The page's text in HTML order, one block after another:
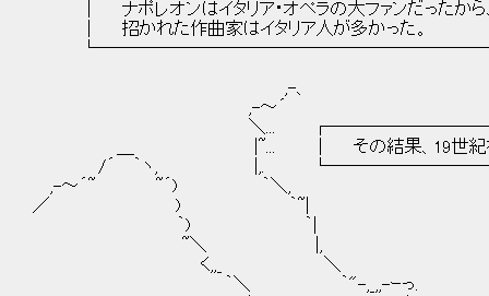
│ ナポレオンはイタリア・オペラの大ファンだった
│ 招かれた作曲家はイタリア人が多かっ
,-、
,-～´
＼...
＿ |~... │ その結果、19世紀初頭のフラン
/´ ｀ヽ, |,.
,-～´~ ~´) ｀＼,
／ ) ｀~|
｀) ｀|
~＼ |,
く,,_ ＼
｀＼ ｀"-,_,,-ｰっ. │ 帝政が倒れ